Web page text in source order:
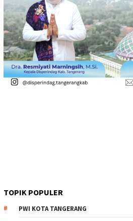
TOPIK POPULER
PWI KOTA TANGERANG